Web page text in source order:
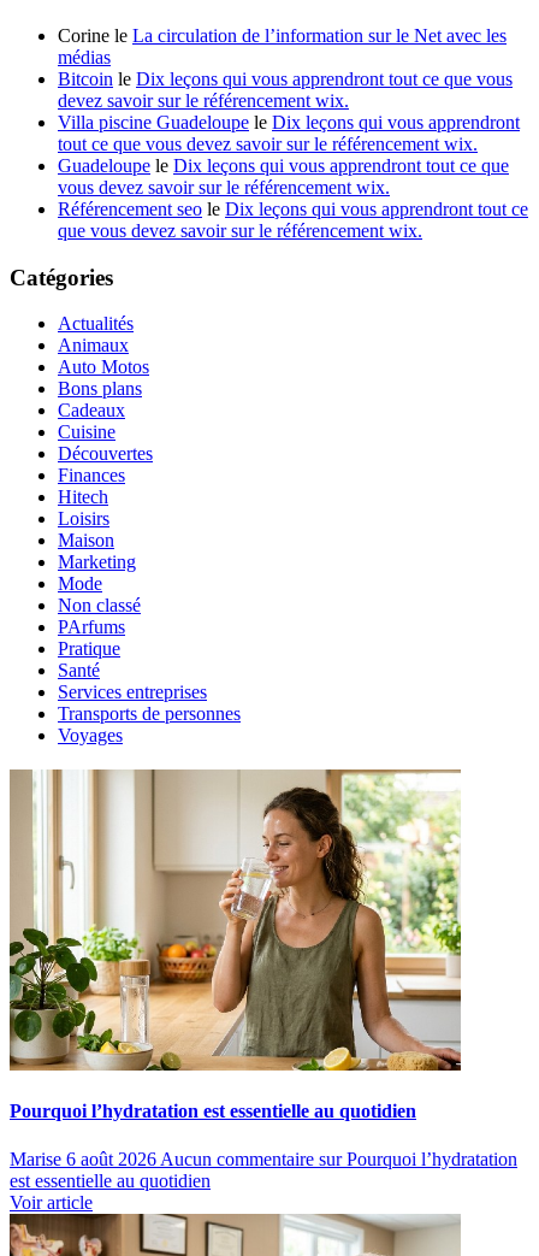
Corine le La circulation de l’information sur le Net avec les
médias
Bitcoin le Dix leçons qui vous apprendront tout ce que vous
devez savoir sur le référencement wix.
Villa piscine Guadeloupe le Dix leçons qui vous apprendront
tout ce que vous devez savoir sur le référencement wix.
Guadeloupe le Dix leçons qui vous apprendront tout ce que
vous devez savoir sur le référencement wix.
Référencement seo le Dix leçons qui vous apprendront tout ce
que vous devez savoir sur le référencement wix.
Catégories
Actualités
Animaux
Auto Motos
Bons plans
Cadeaux
Cuisine
Découvertes
Finances
Hitech
Loisirs
Maison
Marketing
Mode
Non classé
PArfums
Pratique
Santé
Services entreprises
Transports de personnes
Voyages
Pourquoi l’hydratation est essentielle au quotidien
Marise 6 août 2026 Aucun commentaire sur Pourquoi l’hydratation
est essentielle au quotidien
Voir article